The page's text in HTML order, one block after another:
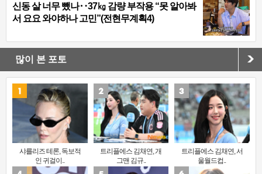
신동 살 너무 뺐나‥37㎏ 감량 부작용 “못 알아봐
서 요요 와야하나 고민”(전현무계획4)
많이 본 포토
샤를리즈 테론, 독보적
인 귀걸이..
트리플에스 김채연, 개
그맨 김규..
트리플에스 김채연, 서
울월드컵..